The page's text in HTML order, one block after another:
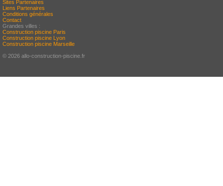
Sites Partenaires
Liens Partenaires
Conditions générales
Contact
Grandes villes :
Construction piscine Paris
Construction piscine Lyon
Construction piscine Marseille
© 2026 allo-construction-piscine.fr